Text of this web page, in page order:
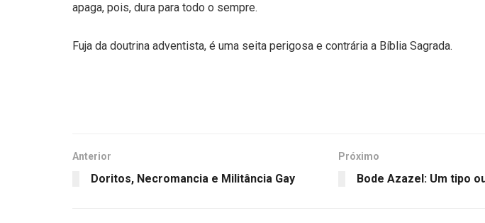
apaga, pois, dura para todo o sempre.
Fuja da doutrina adventista, é uma seita perigosa e contrária a Bíblia Sagrada.
Anterior
Doritos, Necromancia e Militância Gay
Próximo
Bode Azazel: Um tipo